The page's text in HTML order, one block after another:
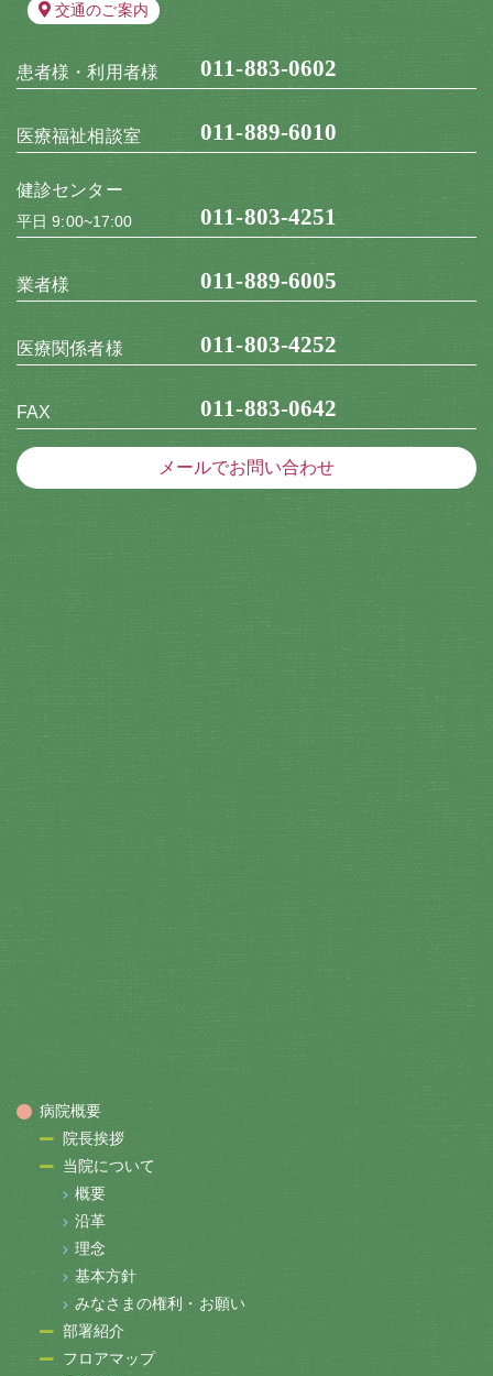
交通のご案内
患者様・利用者様 011-883-0602
医療福祉相談室 011-889-6010
健診センター
平日 9:00~17:00 011-803-4251
業者様 011-889-6005
医療関係者様 011-803-4252
FAX 011-883-0642
メールでお問い合わせ
病院概要
院長挨拶
当院について
概要
沿革
理念
基本方針
みなさまの権利・お願い
部署紹介
フロアマップ